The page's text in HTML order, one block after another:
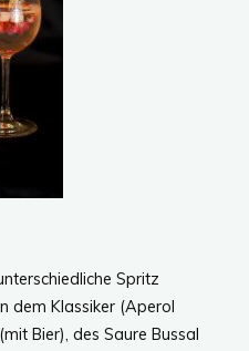
Spritz
dem Klassiker (Aperol
Bier), des Saure Bussal